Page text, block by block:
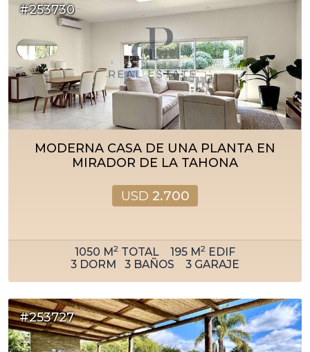
#253730
MODERNA CASA DE UNA PLANTA EN
MIRADOR DE LA TAHONA
USD 2.700
1050 M2 TOTAL 195 M2 EDIF
3 DORM 3 BAÑOS 3 GARAJE
#253727